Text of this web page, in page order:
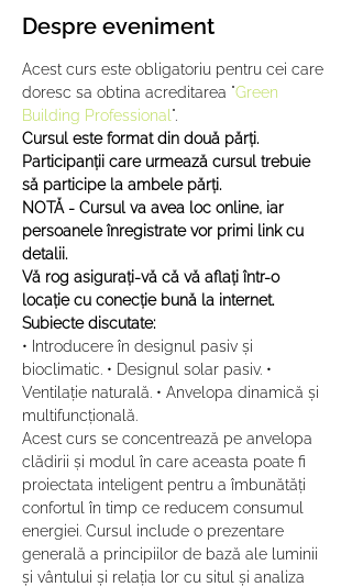
Despre eveniment
Acest curs este obligatoriu pentru cei care
doresc sa obtina acreditarea "Green
Building Professional ".
Cursul este format din două părţi.
Participanţii care urmează cursul trebuie
să participe la ambele părţi.
NOTĂ - Cursul va avea loc online, iar
persoanele înregistrate vor primi link cu
detalii.
Vă rog asiguraţi-vă că vă aflaţi într-o
locaţie cu conecţie bună la internet.
Subiecte discutate:
• Introducere în designul pasiv și
bioclimatic. • Designul solar pasiv. •
Ventilație naturală. • Anvelopa dinamică și
multifuncțională.
Acest curs se concentrează pe anvelopa
clădirii și modul în care aceasta poate fi
proiectata inteligent pentru a îmbunătăți
confortul în timp ce reducem consumul
energiei. Cursul include o prezentare
generală a principiilor de bază ale luminii
și vântului și relația lor cu situl și analiza